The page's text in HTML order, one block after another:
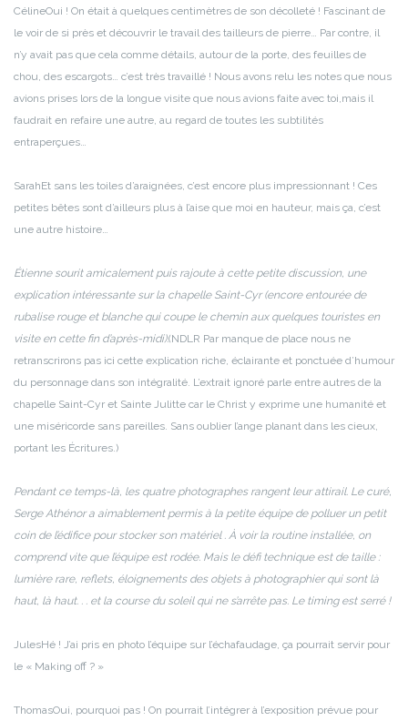
CélineOui ! On était à quelques centimètres de son décolleté ! Fascinant de
le voir de si près et découvrir le travail des tailleurs de pierre… Par contre, il
n’y avait pas que cela comme détails, autour de la porte, des feuilles de
chou, des escargots… c’est très travaillé ! Nous avons relu les notes que nous
avions prises lors de la longue visite que nous avions faite avec toi,mais il
faudrait en refaire une autre, au regard de toutes les subtilités
entraperçues…
SarahEt sans les toiles d’araignées, c’est encore plus impressionnant ! Ces
petites bêtes sont d’ailleurs plus à l’aise que moi en hauteur, mais ça, c’est
une autre histoire…
Étienne sourit amicalement puis rajoute à cette petite discussion, une
explication intéressante sur la chapelle Saint-Cyr (encore entourée de
rubalise rouge et blanche qui coupe le chemin aux quelques touristes en
visite en cette fin d’après-midi).(NDLR Par manque de place nous ne
retranscrirons pas ici cette explication riche, éclairante et ponctuée d’humour
du personnage dans son intégralité. L’extrait ignoré parle entre autres de la
chapelle Saint-Cyr et Sainte Julitte car le Christ y exprime une humanité et
une miséricorde sans pareilles. Sans oublier l’ange planant dans les cieux,
portant les Écritures.)
Pendant ce temps-là, les quatre photographes rangent leur attirail. Le curé,
Serge Athénor a aimablement permis à la petite équipe de polluer un petit
coin de l’édifice pour stocker son matériel . À voir la routine installée, on
comprend vite que l’équipe est rodée. Mais le défi technique est de taille :
lumière rare, reflets, éloignements des objets à photographier qui sont là
haut, là haut. . . et la course du soleil qui ne s’arrête pas. Le timing est serré !
JulesHé ! J’ai pris en photo l’équipe sur l’échafaudage, ça pourrait servir pour
le « Making off ? »
ThomasOui, pourquoi pas ! On pourrait l’intégrer à l’exposition prévue pour